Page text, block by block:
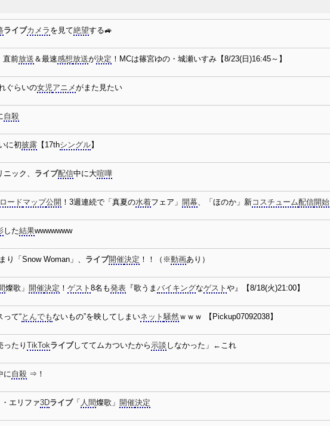
ライブカメラ を見て絶望する🚙
直前放送 ＆最速感想放送が決定 ！MCは篠宮ゆの・城瀬いすみ【8/23(日)16:45～】
ぐらいの女児アニメがまた見たい
自殺
に初披露 【17thシングル】
ック、 ライブ配信中に大喧嘩
ロードマップ公開 ！3週連続で「真夏の水着フェア」 開幕、「ほのか」新コスチューム配信開始
した結果wwwwwww
り「Snow Woman」、 ライブ開催決定 ！！（※動画あり）
燦歌」 開催決定 ！ ゲスト 8名も発表 『歌うま バイキングなゲスト や』【8/18(火)21:00】
って“とんでもないもの”を映してしまいネット騒然ｗｗｗ 【Pickup07092038】
ったり TikTokライブしててムカついたから示談 しなかった」←これ
に自殺 ⇒！
エリファ3Dライブ「 人間燦歌」 開催決定